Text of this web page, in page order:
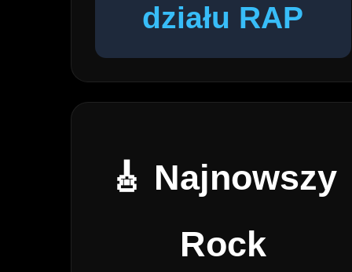
działu RAP
🎸 Najnowszy
Rock